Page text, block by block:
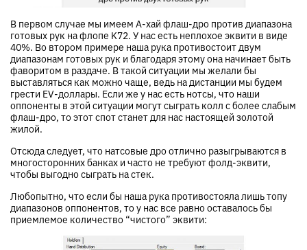
В первом случае мы имеем А-хай флаш-дро против диапазона
готовых рук на флопе K72. У нас есть неплохое эквити в виде
40%. Во втором примере наша рука противостоит двум
диапазонам готовых рук и благодаря этому она начинает быть
фаворитом в раздаче. В такой ситуации мы желали бы
выставляться как можно чаще, ведь на дистанции мы будем
грести EV-доллары. Если же у нас есть нотсы, что наши
оппоненты в этой ситуации могут сыграть колл с более слабым
флаш-дро, то этот спот станет для нас настоящей золотой
жилой.
Отсюда следует, что натсовые дро отлично разыгрываются в
многосторонних банках и часто не требуют фолд-эквити,
чтобы выгодно сыграть на стек.
Любопытно, что если бы наша рука противостояла лишь топу
диапазонов оппонентов, то у нас все равно оставалось бы
приемлемое количество “чистого” эквити: